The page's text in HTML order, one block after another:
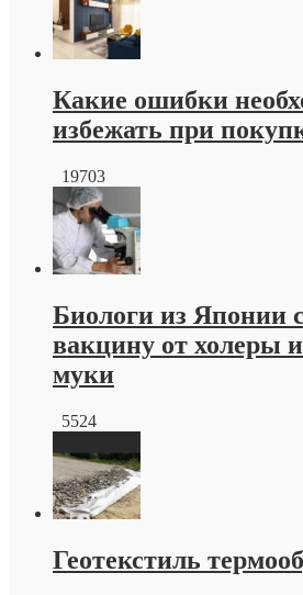
Какие ошибки
избежать при
19703
Биологи из Японии
вакцину от холеры
муки
5524
Геотекстиль